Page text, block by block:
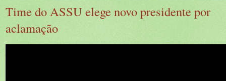
Time do ASSU elege novo presidente por
aclamação